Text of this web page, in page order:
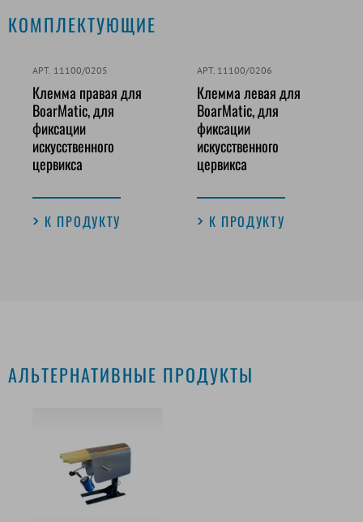
КОМПЛЕКТУЮЩИЕ
АРТ. 11100/0205
Клемма правая для
BoarMatic, для
фиксации
искусственного
цервикса
К ПРОДУКТУ
АРТ. 11100/0206
Клемма левая для
BoarMatic, для
фиксации
искусственного
цервикса
К ПРОДУКТУ
АЛЬТЕРНАТИВНЫЕ ПРОДУКТЫ